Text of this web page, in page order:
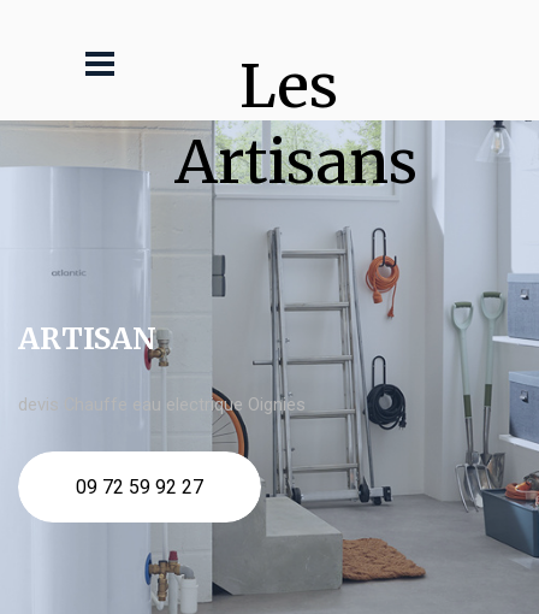
Les
Artisans
ARTISAN
devis Chauffe eau electrique Oignies
09 72 59 92 27